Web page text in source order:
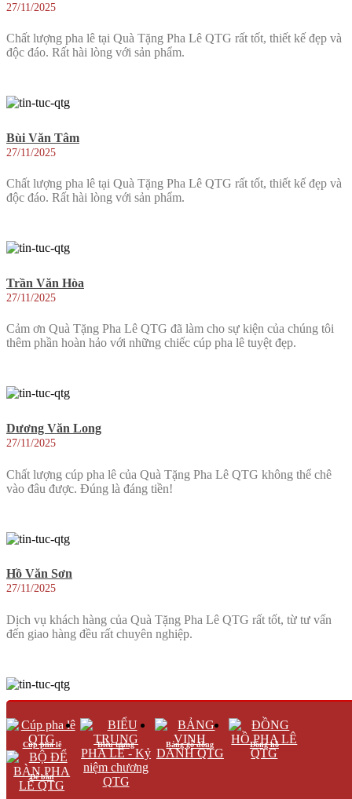
27/11/2025
Chất lượng pha lê tại Quà Tặng Pha Lê QTG rất tốt, thiết kế đẹp và
độc đáo. Rất hài lòng với sản phẩm.
Bùi Văn Tâm
27/11/2025
Chất lượng pha lê tại Quà Tặng Pha Lê QTG rất tốt, thiết kế đẹp và
độc đáo. Rất hài lòng với sản phẩm.
Trần Văn Hòa
27/11/2025
Cảm ơn Quà Tặng Pha Lê QTG đã làm cho sự kiện của chúng tôi
thêm phần hoàn hảo với những chiếc cúp pha lê tuyệt đẹp.
Dương Văn Long
27/11/2025
Chất lượng cúp pha lê của Quà Tặng Pha Lê QTG không thể chê
vào đâu được. Đúng là đáng tiền!
Hồ Văn Sơn
27/11/2025
Dịch vụ khách hàng của Quà Tặng Pha Lê QTG rất tốt, từ tư vấn
đến giao hàng đều rất chuyên nghiệp.
Hồ Văn Nam
27/11/2025
Dịch vụ khách hàng của Quà Tặng Pha Lê QTG rất tận tâm và
chuyên nghiệp. Tôi rất hài lòng với sản phẩm.
Cúp pha lê Biểu trưng Bảng gỗ đồng Đồng hồ
Để bàn